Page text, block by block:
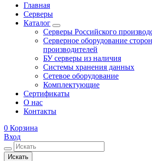
Главная
Серверы
Каталог
Серверы Российского
Серверное оборудование
производителей
БУ серверы из наличия
Системы хранения данных
Сетевое оборудование
Комплектующие
Сертификаты
О нас
Контакты
0 Корзина
Вход
Искать